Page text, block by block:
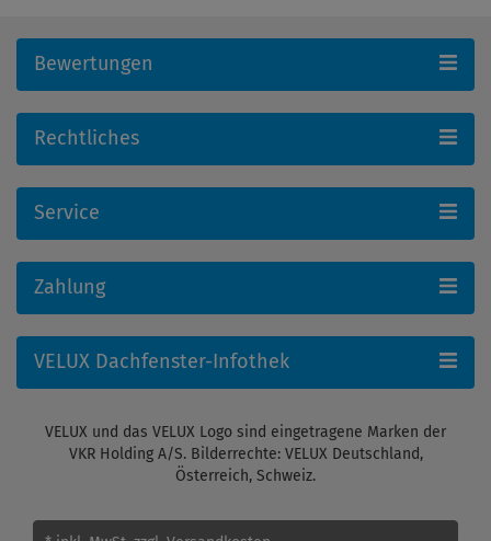
Bewertungen
Rechtliches
Service
Zahlung
VELUX Dachfenster-Infothek
VELUX und das VELUX Logo sind eingetragene Marken der
VKR Holding A/S. Bilderrechte: VELUX Deutschland,
Österreich, Schweiz.